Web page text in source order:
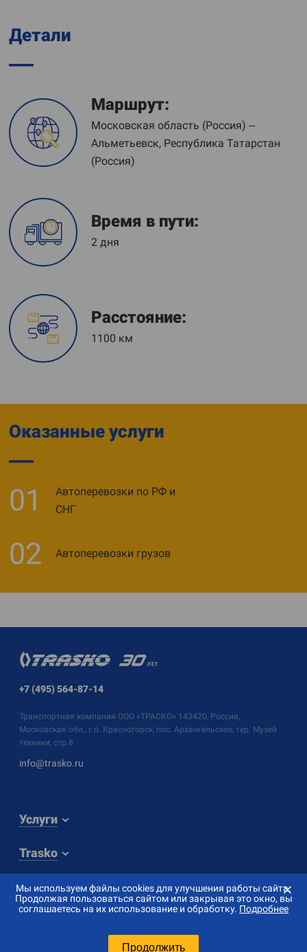
Детали
Маршрут:
Московская область (Россия) –
Альметьевск, Республика Татарстан
(Россия)
Время в пути:
2 дня
Расстояние:
1100 км
Оказанные услуги
01
Автоперевозки по РФ и
СНГ
02 Автоперевозки грузов
+7 (495) 564-87-14
Транспортная компания ООО «ТРАСКО» 143420, Россия,
Московская обл., г.о. Красногорск, пос. Архангельское, тер. Музей
техники, стр.8
info@trasko.ru
Услуги
Trasko
Сибирикс»
⨯
Мы используем файлы cookies для улучшения работы сайта.
Продолжая пользоваться сайтом или закрывая это окно, вы
соглашаетесь на их использование и обработку. Подробнее
Продолжить